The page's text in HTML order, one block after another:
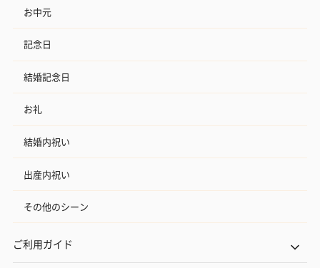
お中元
記念日
結婚記念日
お礼
結婚内祝い
出産内祝い
その他のシーン
ご利用ガイド